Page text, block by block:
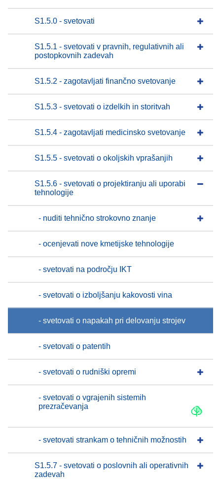
S1.5.0 - svetovati
S1.5.1 - svetovati v pravnih, regulativnih ali
postopkovnih zadevah
S1.5.2 - zagotavljati finančno svetovanje
S1.5.3 - svetovati o izdelkih in storitvah
S1.5.4 - zagotavljati medicinsko svetovanje
S1.5.5 - svetovati o okoljskih vprašanjih
S1.5.6 - svetovati o projektiranju ali uporabi
tehnologije
- nuditi tehnično strokovno znanje
- ocenjevati nove kmetijske tehnologije
- svetovati na področju IKT
- svetovati o izboljšanju kakovosti vina
- svetovati o napakah pri delovanju strojev
- svetovati o patentih
- svetovati o rudniški opremi
- svetovati o vgrajenih sistemih
prezračevanja
- svetovati strankam o tehničnih možnostih
S1.5.7 - svetovati o poslovnih ali operativnih
zadevah